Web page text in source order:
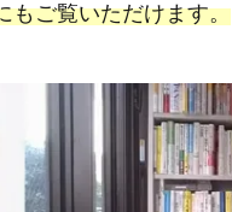
もご覧いただけます。